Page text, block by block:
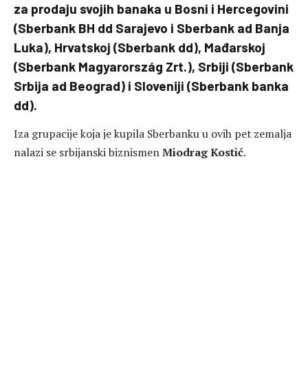
za prodaju svojih banaka u Bosni i Hercegovini
(Sberbank BH dd Sarajevo i Sberbank ad Banja
Luka), Hrvatskoj (Sberbank dd), Mađarskoj
(Sberbank Magyarország Zrt.), Srbiji (Sberbank
Srbija ad Beograd) i Sloveniji (Sberbank banka
dd).
Iza grupacije koja je kupila Sberbanku u ovih pet zemalja
nalazi se srbijanski biznismenMiodrag Kostić.